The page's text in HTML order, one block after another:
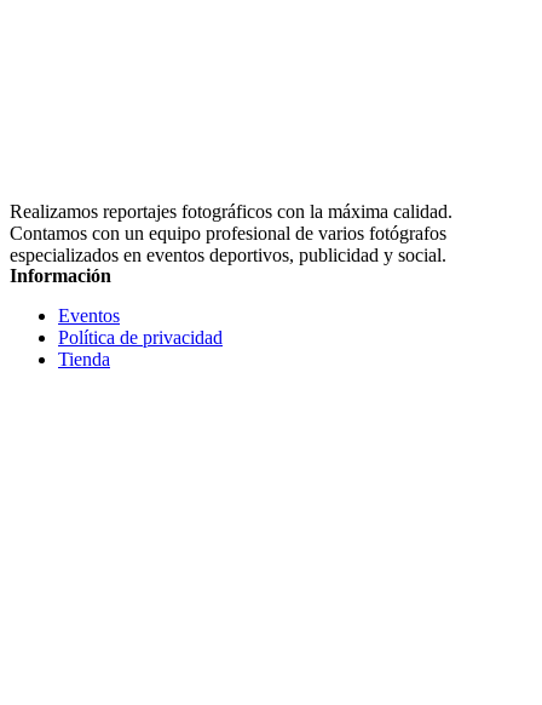
Realizamos reportajes fotográficos con la máxima calidad.
Contamos con un equipo profesional de varios fotógrafos
especializados en eventos deportivos, publicidad y social.
Información
Eventos
Política de privacidad
Tienda